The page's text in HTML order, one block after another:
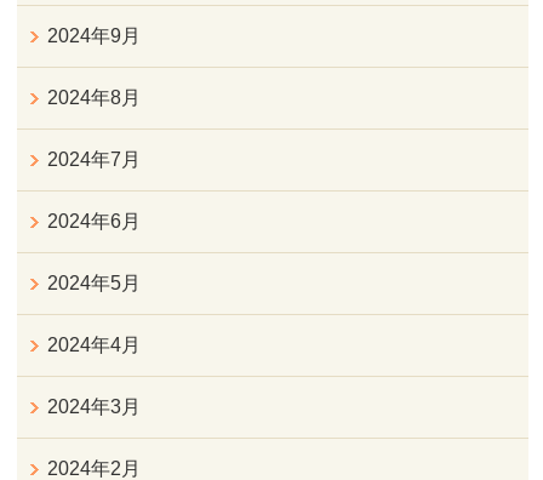
2024年9月
2024年8月
2024年7月
2024年6月
2024年5月
2024年4月
2024年3月
2024年2月